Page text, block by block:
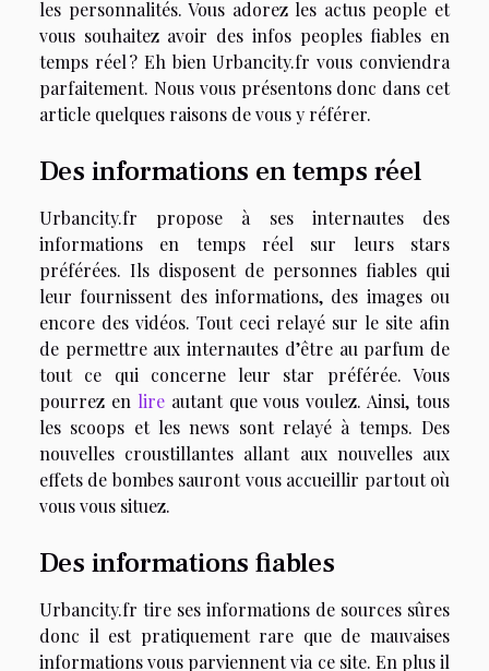
les personnalités. Vous adorez les actus people et
vous souhaitez avoir des infos peoples fiables en
temps réel ? Eh bien Urbancity.fr vous conviendra
parfaitement. Nous vous présentons donc dans cet
article quelques raisons de vous y référer.
Des informations en temps réel
Urbancity.fr propose à ses internautes des
informations en temps réel sur leurs stars
préférées. Ils disposent de personnes fiables qui
leur fournissent des informations, des images ou
encore des vidéos. Tout ceci relayé sur le site afin
de permettre aux internautes d’être au parfum de
tout ce qui concerne leur star préférée. Vous
pourrez en lireautant que vous voulez. Ainsi, tous
les scoops et les news sont relayé à temps. Des
nouvelles croustillantes allant aux nouvelles aux
effets de bombes sauront vous accueillir partout où
vous vous situez.
Des informations fiables
Urbancity.fr tire ses informations de sources sûres
donc il est pratiquement rare que de mauvaises
informations vous parviennent via ce site. En plus il